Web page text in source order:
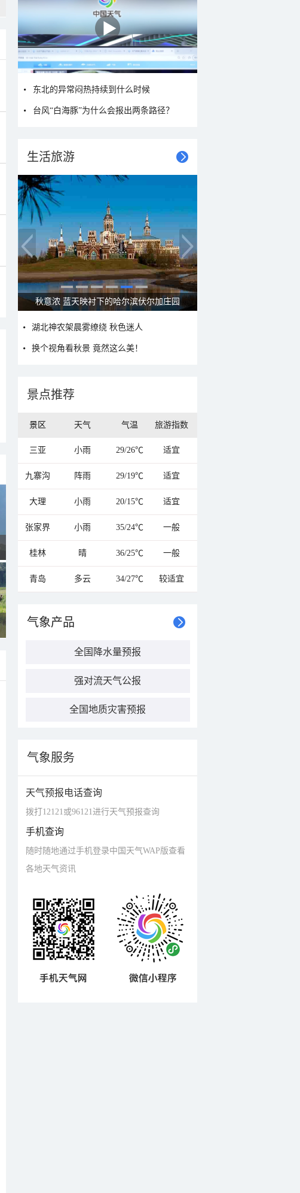
东北的异常闷热持续到什么时候
台风“白海豚”为什么会报出两条路径？
生活旅游
秋意浓 蓝天映衬下的哈尔滨伏尔加庄园
湖北神农架晨雾缭绕 秋色迷人
换个视角看秋景 竟然这么美！
景点推荐
景区 天气 气温 旅游指数
三亚 小雨 29/26℃ 适宜
九寨沟 阵雨 29/19℃ 适宜
大理 小雨 20/15℃ 适宜
张家界 小雨 35/24℃ 一般
桂林 晴 36/25℃ 一般
青岛 多云 34/27℃ 较适宜
气象产品
全国降水量预报
强对流天气公报
全国地质灾害预报
气象服务
天气预报电话查询
拨打12121或96121进行天气预报查询
手机查询
随时随地通过手机登录中国天气WAP版查看
各地天气资讯